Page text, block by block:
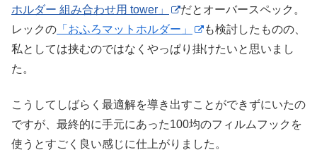
ホルダー 組み合わせ用 tower」
だとオーバースペック。
レックの 「おふろマットホルダー」
も検討したものの、
私としては挟むのではなくやっぱり掛けたいと思いまし
た。
こうしてしばらく最適解を導き出すことができずにいたの
ですが、最終的に手元にあった100均のフィルムフックを
使うとすごく良い感じに仕上がりました。